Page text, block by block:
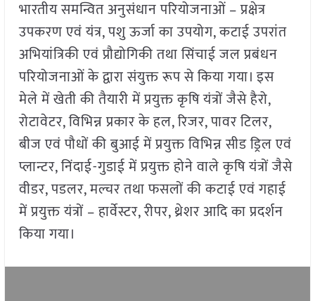
भारतीय समन्वित अनुसंधान परियोजनाओं – प्रक्षेत्र
उपकरण एवं यंत्र, पशु ऊर्जा का उपयोग, कटाई उपरांत
अभियांत्रिकी एवं प्रौद्योगिकी तथा सिंचाई जल प्रबंधन
परियोजनाओं के द्वारा संयुक्त रूप से किया गया। इस
मेले में खेती की तैयारी में प्रयुक्त कृषि यंत्रों जैसे हैरो,
रोटावेटर, विभिन्न प्रकार के हल, रिजर, पावर टिलर,
बीज एवं पौधों की बुआई में प्रयुक्त विभिन्न सीड ड्रिल एवं
प्लान्टर, निंदाई-गुडाई में प्रयुक्त होने वाले कृषि यंत्रों जैसे
वीडर, पडलर, मल्चर तथा फसलों की कटाई एवं गहाई
में प्रयुक्त यंत्रों – हार्वेस्टर, रीपर, थ्रेशर आदि का प्रदर्शन
किया गया।